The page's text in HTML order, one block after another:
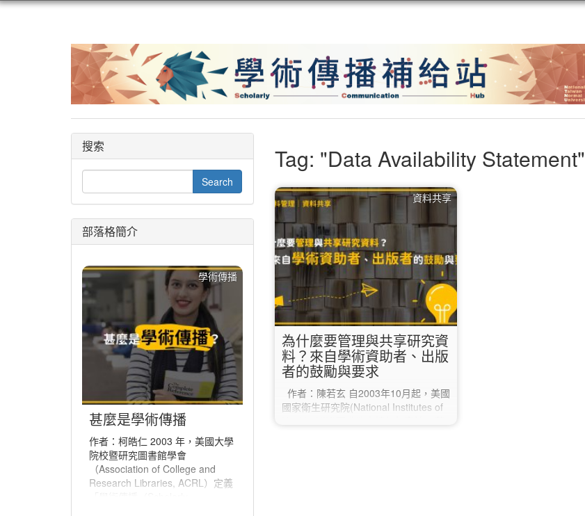
Tag: "Data Availability Statement"
資料共享
為什麼要管理與共享研究資
料？來自學術資助者、出版
者的鼓勵與要求
作者：陳若玄 自2003年10月起，美國
國家衛生研究院(National Institutes of
搜索
部落格簡介
學術傳播
甚麼是學術傳播
作者：柯皓仁 2003 年，美國大學
院校暨研究圖書館學會
（Association of College and
Research Libraries, ACRL）定義